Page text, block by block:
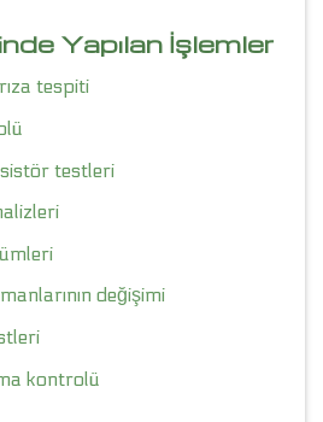
Yapılan İşlemler
tespiti
testleri
değişimi
kontrolü